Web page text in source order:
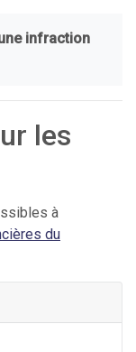
infraction
les
à
du